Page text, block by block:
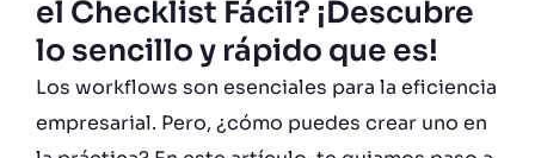
el Checklist Fácil? ¡Descubre
lo sencillo y rápido que es!
Los workflows son esenciales para la eficiencia
empresarial. Pero, ¿cómo puedes crear uno en